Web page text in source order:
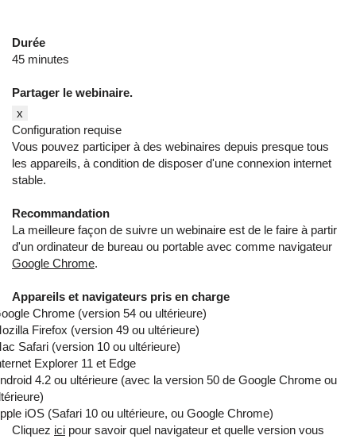
Durée
45 minutes
Partager le webinaire.
x
Configuration requise
Vous pouvez participer à des webinaires depuis presque tous
les appareils, à condition de disposer d'une connexion internet
stable.
Recommandation
La meilleure façon de suivre un webinaire est de le faire à partir
d'un ordinateur de bureau ou portable avec comme navigateur
Google Chrome.
Appareils et navigateurs pris en charge
Chrome (version 54 ou ultérieure)
Firefox (version 49 ou ultérieure)
Safari (version 10 ou ultérieure)
Explorer 11 et Edge
4.2 ou ultérieure (avec la version 50 de Google Chrome ou
iOS (Safari 10 ou ultérieure, ou Google Chrome)
Cliquez ici pour savoir quel navigateur et quelle version vous